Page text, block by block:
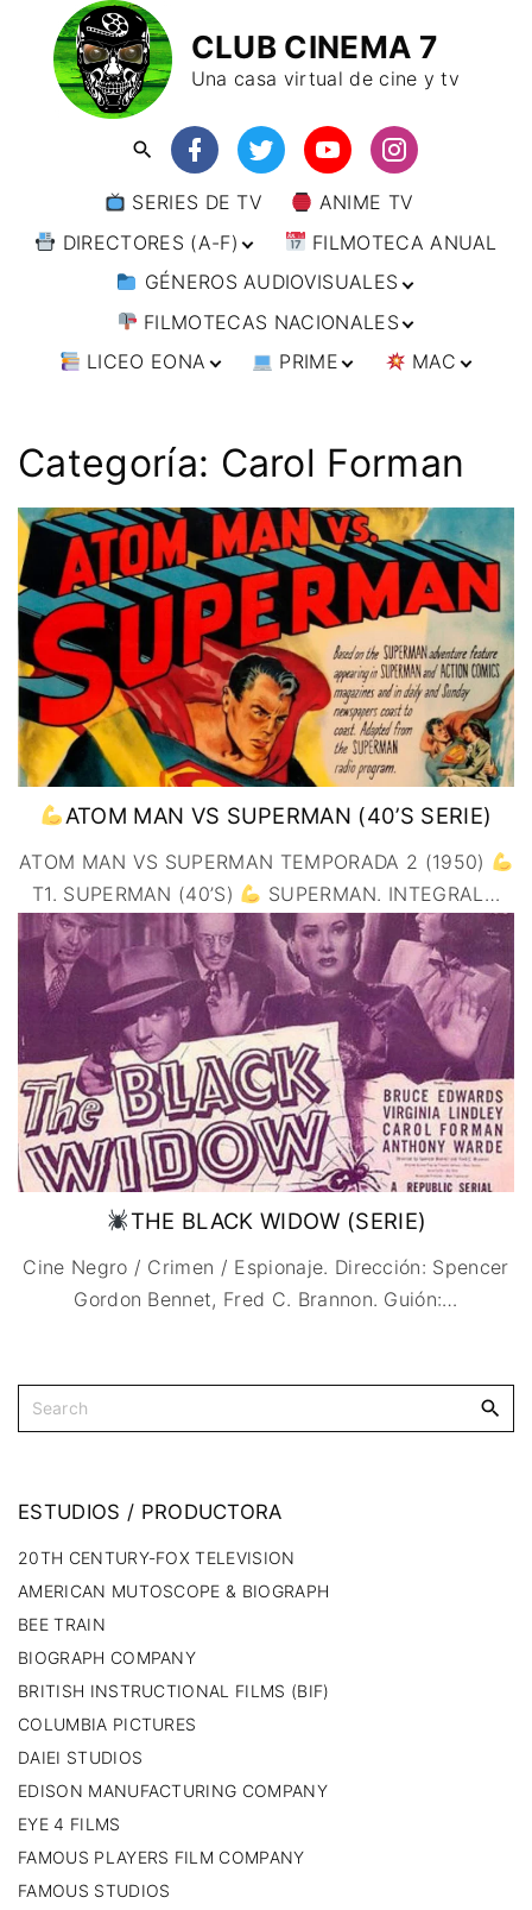
CLUB CINEMA 7
Una casa virtual de cine y tv
SERIES DE TV
ANIME TV
DIRECTORES (A-F)
DIRECTORES (F-L)
DIRECTORES (L-
W)
FILMOTECA ANUAL
GÉNEROS AUDIOVISUALES
ANIMACIÓN
ARTES MARCIALES
CINE DOCUMENTAL
CINE NEGRO / CRIMEN /
ESPIONAJE
COMEDIA
DRAMA
ÉPICO / MITOLÓGICO
EXPERIMENTOS
FANTÁSTICO
MUSICAL
TERROR
FILMOTECAS NACIONALES
AFRICA
CHILE
ESTADOS UNIDOS
MÉXICO
URUGUAY
ASIA
JAPÓN
RUSIA
EUROPA
ALEMANIA
AUSTRIA
BÉLGICA
DINAMARCA
ESPAÑA
FRANCIA
ITALIA
PAISES BAJOS
REINO UNIDO
SUECIA
OCEANIA AUSTRALIA
LICEO EONA
TALLERES
ONLINE
IMAGEN & VIDEO
SERVICIOS DE
COMPUTACIÓN
DISEÑO WEB
CONTACTO
TARJETA
DIGITAL
PRIME
IMPRESCINDIBLES
MAC
🗨 CÓMICS
Categoría: Carol Forman
ATOM MAN VS SUPERMAN (40’S SERIE)
ATOM MAN VS SUPERMAN TEMPORADA 2 (1950)
T1. SUPERMAN (40’S)
SUPERMAN. INTEGRAL …
THE BLACK WIDOW (SERIE)
Cine Negro / Crimen / Espionaje. Dirección: Spencer
Gordon Bennet, Fred C. Brannon. Guión:…
ESTUDIOS / PRODUCTORA
20TH CENTURY-FOX TELEVISION
AMERICAN MUTOSCOPE & BIOGRAPH
BEE TRAIN
BIOGRAPH COMPANY
BRITISH INSTRUCTIONAL FILMS (BIF)
COLUMBIA PICTURES
DAIEI STUDIOS
EDISON MANUFACTURING COMPANY
EYE 4 FILMS
FAMOUS PLAYERS FILM COMPANY
FAMOUS STUDIOS